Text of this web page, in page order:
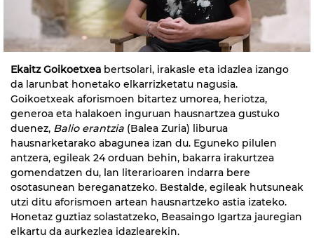
Ekaitz Goikoetxea bertsolari, irakasle eta idazlea izango
da larunbat honetako elkarrizketatu nagusia.
Goikoetxeak aforismoen bitartez umorea, heriotza,
generoa eta halakoen inguruan hausnartzea gustuko
duenez, Balio erantzia (Balea Zuria) liburua
hausnarketarako abagunea izan du. Eguneko pilulen
antzera, egileak 24 orduan behin, bakarra irakurtzea
gomendatzen du, lan literarioaren indarra bere
osotasunean bereganatzeko. Bestalde, egileak hutsuneak
utzi ditu aforismoen artean hausnartzeko astia izateko.
Honetaz guztiaz solastatzeko, Beasaingo Igartza jauregian
elkartu da aurkezlea idazlearekin.